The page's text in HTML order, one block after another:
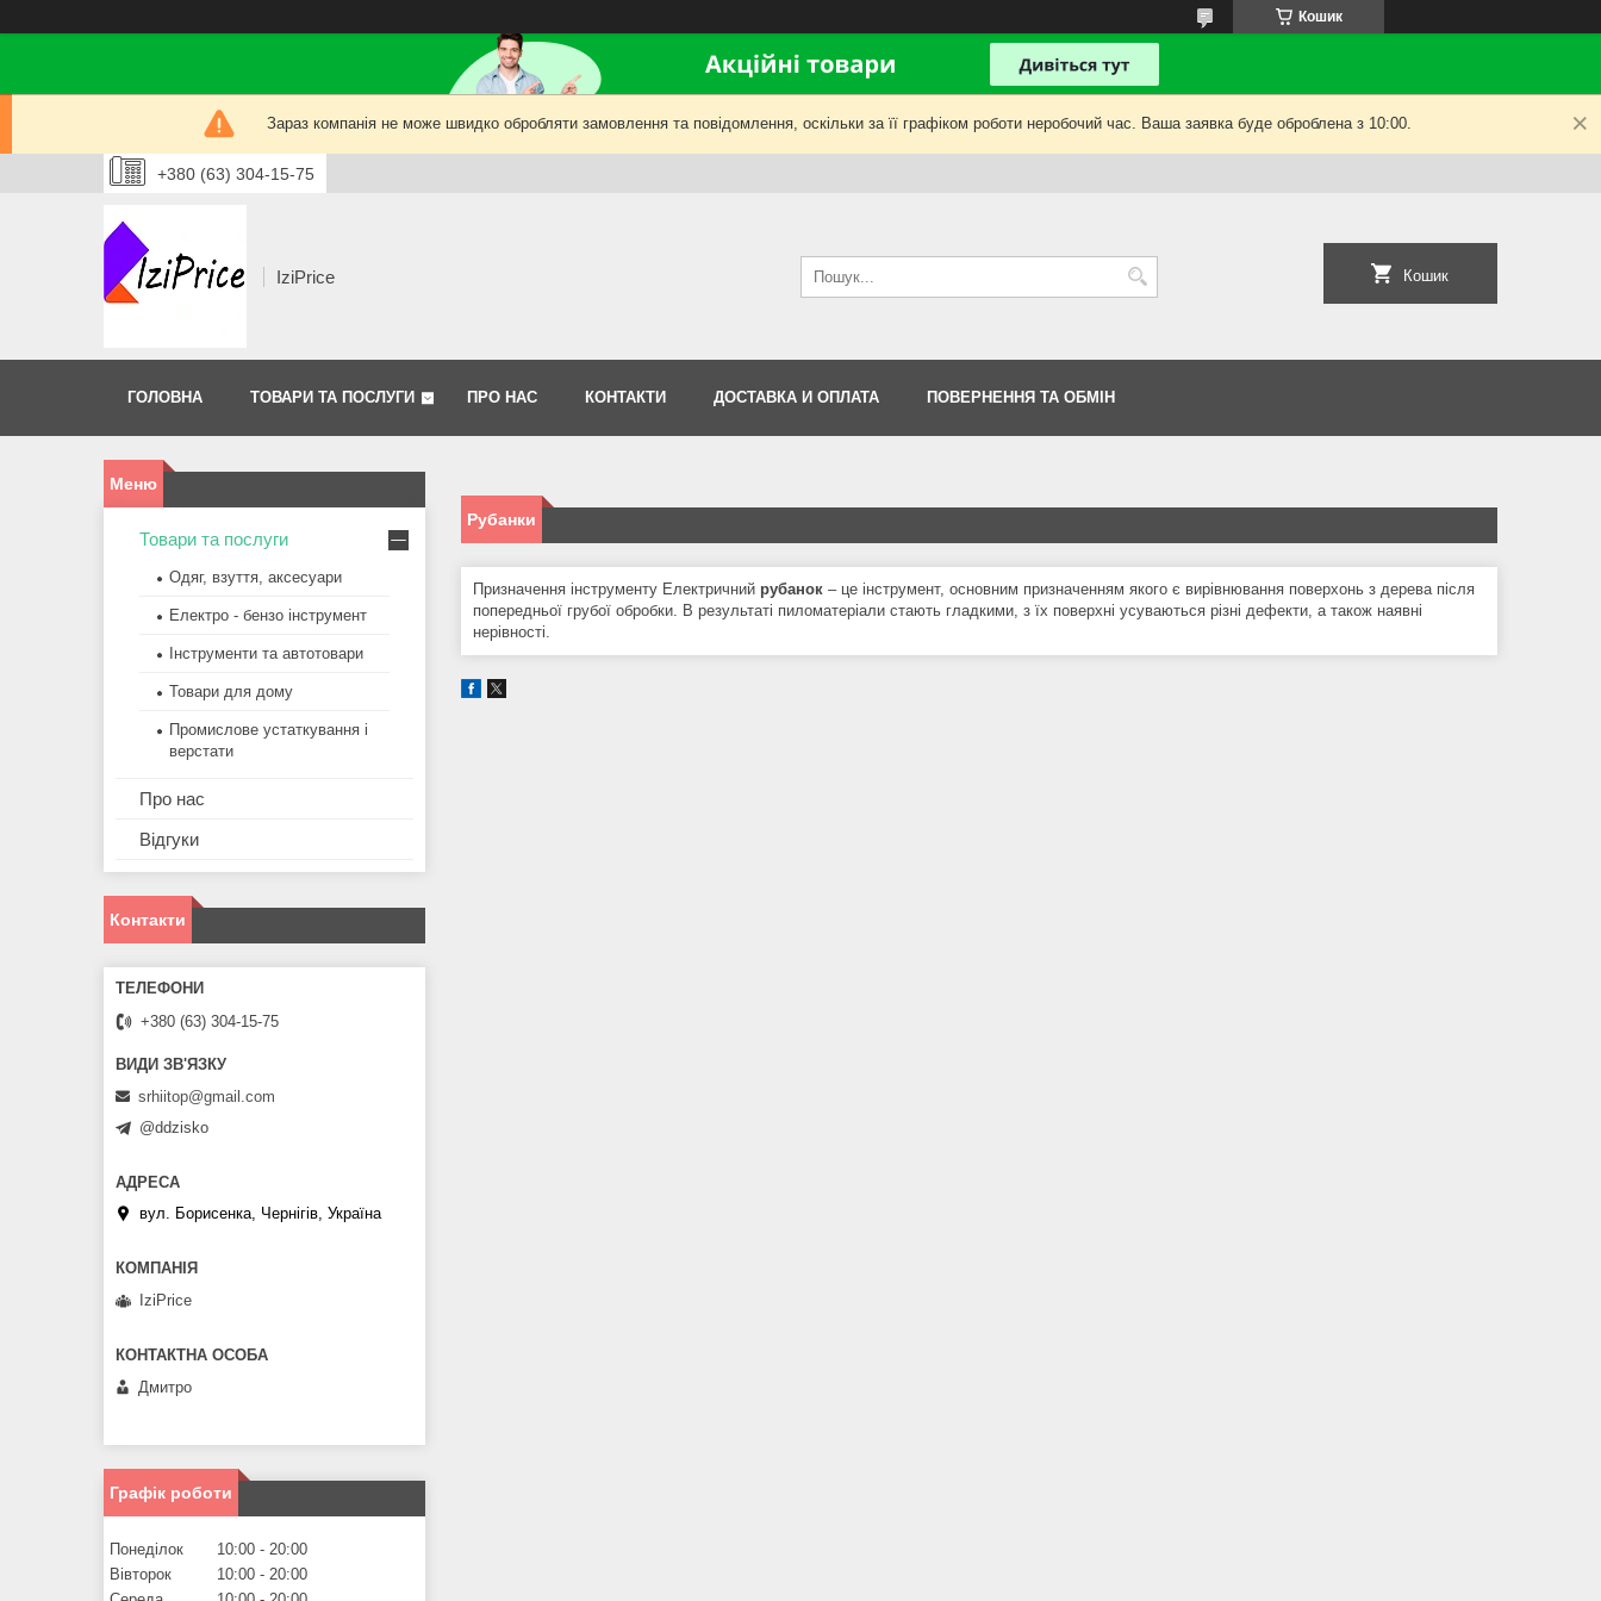
Кошик
Зараз компанія не може швидко обробляти замовлення та повідомлення, оскільки за її графіком роботи неробочий час. Ваша заявка буде оброблена з 10:00.
+380 (63) 304-15-75
IziPrice Кошик
ГОЛОВНА ТОВАРИ ТА ПОСЛУГИ ПРО НАС КОНТАКТИ ДОСТАВКА И ОПЛАТА ПОВЕРНЕННЯ ТА ОБМІН
Рубанки
Призначення інструменту Електричний рубанок – це інструмент, основним призначенням якого є вирівнювання поверхонь з дерева після
попередньої грубої обробки. В результаті пиломатеріали стають гладкими, з їх поверхні усуваються різні дефекти, а також наявні
нерівності.
Товари та послуги
Одяг, взуття, аксесуари
Електро - бензо інструмент
Інструменти та автотовари
Товари для дому
Промислове устаткування і
верстати
Про нас
Відгуки
Контакти
+380 (63) 304-15-75
srhiitop@gmail.com
@ddzisko
вул. Борисенка, Чернігів, Україна
IziPrice
Дмитро
Графік роботи
Понеділок 10:00
20:00
Вівторок
10:00
20:00